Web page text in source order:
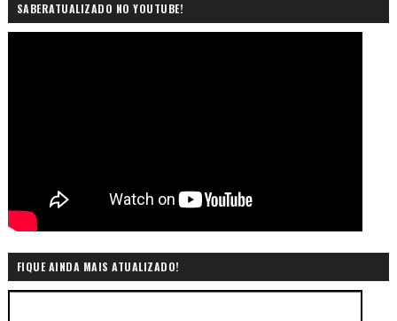
SABERATUALIZADO NO YOUTUBE!
FIQUE AINDA MAIS ATUALIZADO!